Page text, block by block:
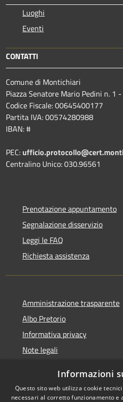
Luoghi
Eventi
CONTATTI
Comune di Montichiari
Piazza Senatore Mario Pedini n. 1
Codice Fiscale: 00645400177
Partita IVA: 00574280988
IBAN: #
PEC:
Centralino Unico: 030.96561
Prenotazione appuntamento
Segnalazione disservizio
Leggi le FAQ
Richiesta assistenza
Amministrazione trasparente
Albo Pretorio
Informativa privacy
Note legali
Whisteblowing
Informazioni
Questo sito web utilizza cookie
necessari al corretto funzionamento e